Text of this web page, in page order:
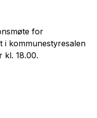
for
i kommunestyresalen
kl. 18.00.